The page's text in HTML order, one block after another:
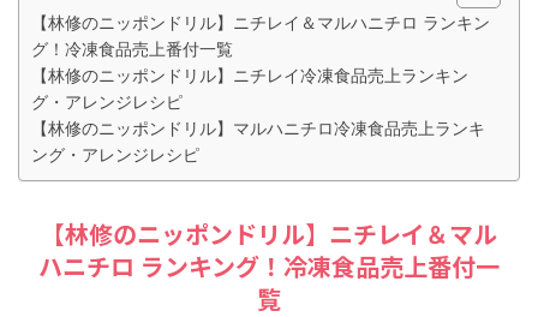
【林修のニッポンドリル】ニチレイ＆マルハニチロ ランキン
グ！冷凍食品売上番付一覧
【林修のニッポンドリル】ニチレイ冷凍食品売上ランキン
グ・アレンジレシピ
【林修のニッポンドリル】マルハニチロ冷凍食品売上ランキ
ング・アレンジレシピ
【林修のニッポンドリル】ニチレイ＆マル
ハニチロ ランキング！冷凍食品売上番付一
覧